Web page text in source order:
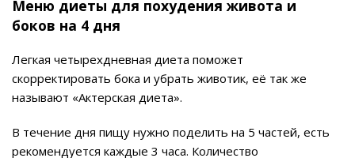
Меню диеты для похудения живота и
боков на 4 дня
Легкая четырехдневная диета поможет
скорректировать бока и убрать животик, её так же
называют «Актерская диета».
В течение дня пищу нужно поделить на 5 частей, есть
рекомендуется каждые 3 часа. Количество